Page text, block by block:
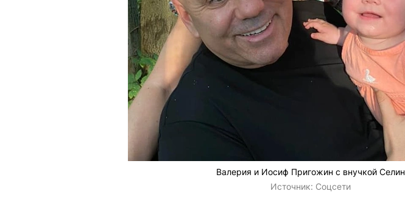
Валерия и Иосиф Пригожин с внучкой Селин
Источник: Соцсети